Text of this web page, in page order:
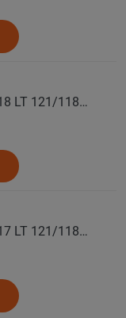
COMFORSER Автошина 255/70 R18 LT 121/118Q CF1100 RWL 10PR лето
COMFORSER Автошина 255/75 R17 LT 121/118S CF1100 10PR OWL лето